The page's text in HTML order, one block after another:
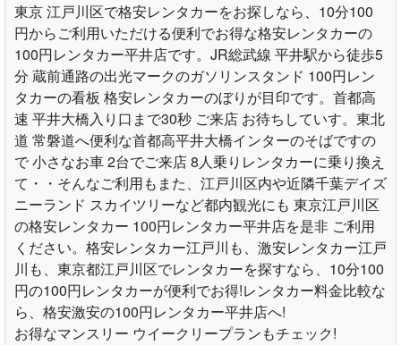
東京 江戸川区で格安レンタカーをお探しなら、10分100
円からご利用いただける便利でお得な格安レンタカーの
100円レンタカー平井店です。JR総武線 平井駅から徒歩5
分 蔵前通路の出光マークのガソリンスタンド 100円レン
タカーの看板 格安レンタカーのぼりが目印です。首都高
速 平井大橋入り口まで30秒 ご来店 お待ちしていす。東北
道 常磐道へ便利な首都高平井大橋インターのそばですの
で 小さなお車 2台でご来店 8人乗りレンタカーに乗り換え
て・・そんなご利用もまた、江戸川区内や近隣千葉デイズ
ニーランド スカイツリーなど都内観光にも 東京江戸川区
の格安レンタカー 100円レンタカー平井店を是非 ご利用
ください。格安レンタカー江戸川も、激安レンタカー江戸
川も、東京都江戸川区でレンタカーを探すなら、10分100
円の100円レンタカーが便利でお得!レンタカー料金比較な
ら、格安激安の100円レンタカー平井店へ!
お得なマンスリー ウイークリープランもチェック!